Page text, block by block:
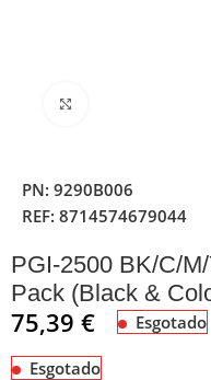
PN:9290B006
REF:8714574679044
PGI-2500 BK/C/
Pack (Black &
75,39€ Esgotado
Esgotado